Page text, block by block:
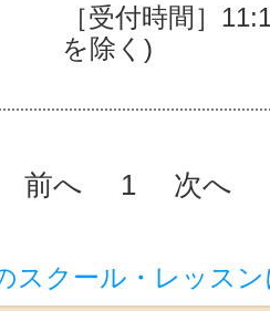
［受付時間］
を除く)
前へ 1 次へ
スクール・レッス